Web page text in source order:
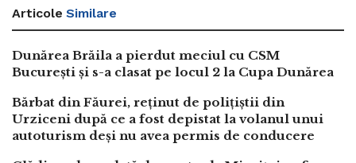
Articole Similare
Dunărea Brăila a pierdut meciul cu CSM
București și s-a clasat pe locul 2 la Cupa Dunărea
Bărbat din Făurei, reținut de polițiștii din
Urziceni după ce a fost depistat la volanul unui
autoturism deși nu avea permis de conducere